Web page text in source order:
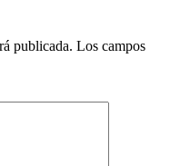
publicada. Los campos